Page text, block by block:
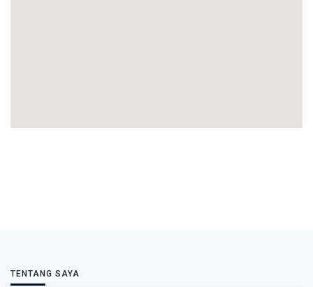
TENTANG SAYA